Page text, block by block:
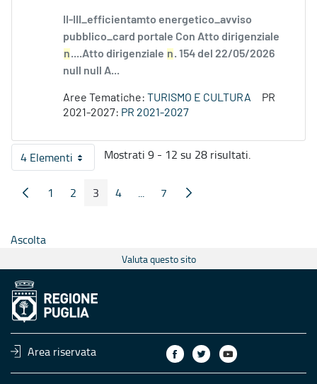
II-III_efficientamto energetico_avviso
pubblico_card portale Con Atto dirigenziale
n....Atto dirigenziale n. 154 del 22/05/2026
null null A...
Aree Tematiche: TURISMO E CULTURA
PR
2021-2027: PR 2021-2027
4 ElementiPer pagina
Mostrati 9 - 12 su 28 risultati.
Pagina Precedente
Pagina
1 Pagina
2 Pagina
3 Pagina
4 ...
Pagine intermedie
Pagina
7 Pagina Seguente
Ascolta
Valuta questo sito
Area riservata